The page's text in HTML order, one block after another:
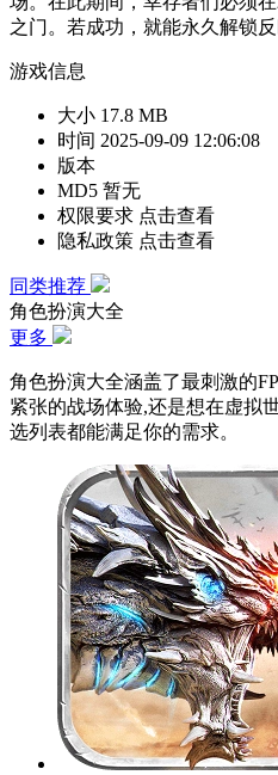
之门。若成功，就能永久解锁
游戏信息
大小 17.8 MB
时间 2025-09-09 12:06:08
版本
MD5 暂无
权限要求 点击查看
隐私政策 点击查看
同类推荐
角色扮演大全
更多
角色扮演大全涵盖了最刺激的
紧张的战场体验,还是想在虚拟
选列表都能满足你的需求。